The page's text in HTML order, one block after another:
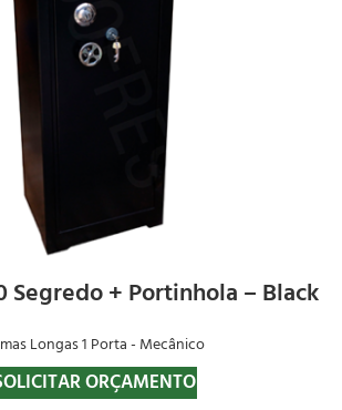
Segredo + Portinhola – Black
Longas 1 Porta - Mecânico
ORÇAMENTO